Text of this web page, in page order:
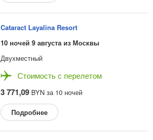
Cataract Layalina Resort
10 ночей 9 августа из Москвы
Двухместный
Стоимость с перелетом
3 771,09 BYN за 10 ночей
Подробнее